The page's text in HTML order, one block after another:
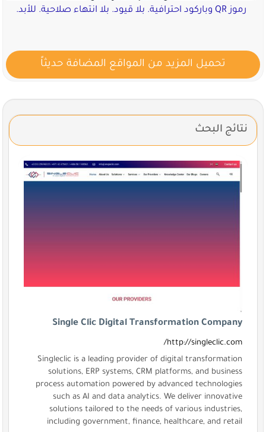
رموز QR وباركود احترافية. بلا قيود. بلا انتهاء صلاحية. للأبد.
تحميل المزيد من المواقع المضافة حديثاً
نتائج البحث
Single Clic Digital Transformation Company
http://singleclic.com/
Singleclic is a leading provider of digital transformation
solutions, ERP systems, CRM platforms, and business
process automation powered by advanced technologies
such as AI and data analytics. We deliver innovative
solutions tailored to the needs of various industries,
including government, finance, healthcare, and retail